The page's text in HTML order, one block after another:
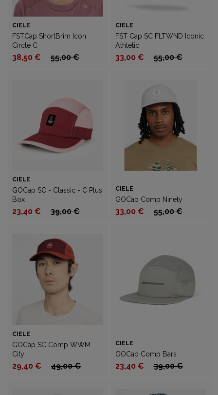
CIELE
FSTCap ShortBrim Icon
Circle C
38,50 € 55,00 €
CIELE
FST Cap SC FLTWND Iconic
Athletic
33,00 € 55,00 €
CIELE
GOCap SC - Classic - C Plus
Box
23,40 € 39,00 €
CIELE
GOCap Comp Ninety
33,00 € 55,00 €
CIELE
GOCap SC Comp WWM
City
29,40 € 49,00 €
CIELE
GOCap Comp Bars
23,40 € 39,00 €